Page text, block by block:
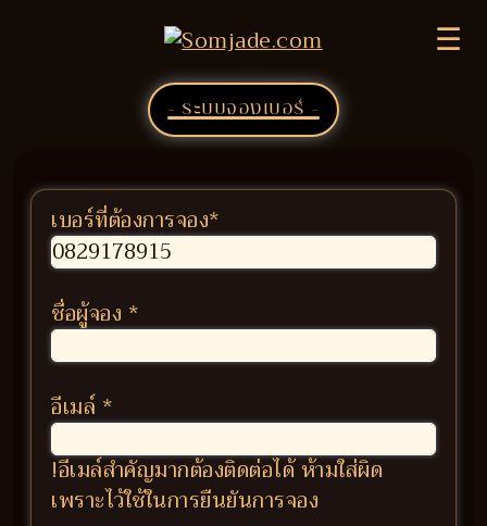
☰
- ระบบจองเบอร์ -
เบอร์ที่ต้องการจอง*
ชื่อผู้จอง *
อีเมล์ *
!อีเมล์สำคัญมากต้องติดต่อได้ ห้ามใส่ผิด
เพราะไว้ใช้ในการยืนยันการจอง